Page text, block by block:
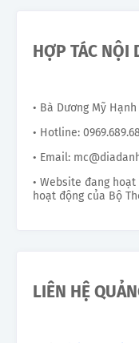
HỢP TÁC NỘI
• Bà Dương Mỹ Hạnh
• Hotline:
• Email:
• Website đang
hoạt động của Bộ
LIÊN HỆ